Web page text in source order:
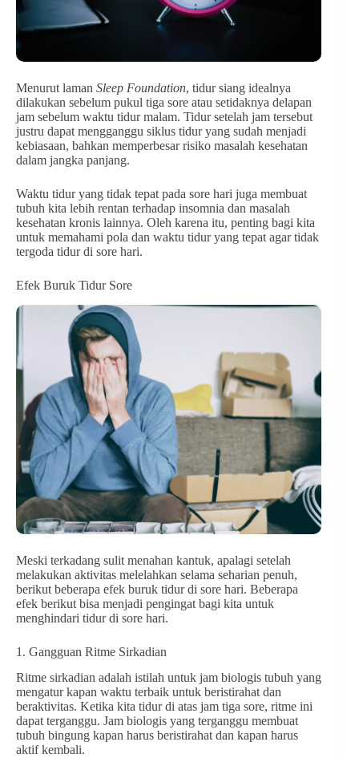
Menurut laman Sleep Foundation, tidur siang idealnya
dilakukan sebelum pukul tiga sore atau setidaknya delapan
jam sebelum waktu tidur malam. Tidur setelah jam tersebut
justru dapat mengganggu siklus tidur yang sudah menjadi
kebiasaan, bahkan memperbesar risiko masalah kesehatan
dalam jangka panjang.
Waktu tidur yang tidak tepat pada sore hari juga membuat
tubuh kita lebih rentan terhadap insomnia dan masalah
kesehatan kronis lainnya. Oleh karena itu, penting bagi kita
untuk memahami pola dan waktu tidur yang tepat agar tidak
tergoda tidur di sore hari.
Efek Buruk Tidur Sore
Meski terkadang sulit menahan kantuk, apalagi setelah
melakukan aktivitas melelahkan selama seharian penuh,
berikut beberapa efek buruk tidur di sore hari. Beberapa
efek berikut bisa menjadi pengingat bagi kita untuk
menghindari tidur di sore hari.
1. Gangguan Ritme Sirkadian
Ritme sirkadian adalah istilah untuk jam biologis tubuh yang
mengatur kapan waktu terbaik untuk beristirahat dan
beraktivitas. Ketika kita tidur di atas jam tiga sore, ritme ini
dapat terganggu. Jam biologis yang terganggu membuat
tubuh bingung kapan harus beristirahat dan kapan harus
aktif kembali.